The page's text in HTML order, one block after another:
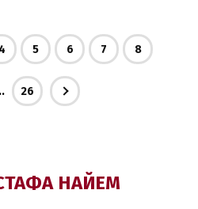
4 5 6 7 8
26
НАЙЕМ